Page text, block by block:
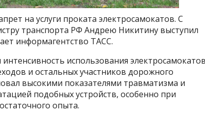
на услуги проката электросамокатов. С
транспорта РФ Андрею Никитину выступил
информагентство ТАСС.
использования электросамокатов
и остальных участников дорожного
высокими показателями травматизма и
подобных устройств, особенно при
опыта.